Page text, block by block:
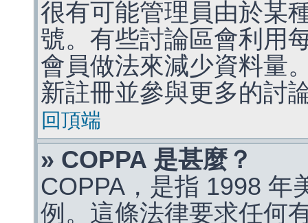
很有可能管理員由於某
號。有些討論區會利用
會員做法來減少資料量
新註冊並參與更多的討
回頂端
» COPPA 是甚麼？
COPPA，是指 1998 年
例。這條法律要求任何